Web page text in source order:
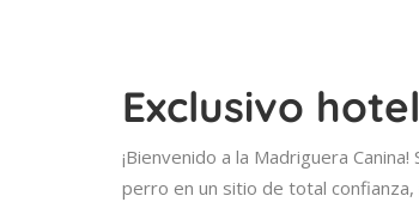
Exclusivo
¡Bienvenido a la Madriguera
perro en un sitio de total